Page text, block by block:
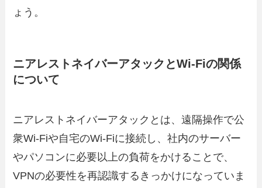
ょう。
ニアレストネイバーアタックとWi-Fiの関係
について
ニアレストネイバーアタックとは、遠隔操作で公
衆Wi-Fiや自宅のWi-Fiに接続し、社内のサーバー
やパソコンに必要以上の負荷をかけることで、
VPNの必要性を再認識するきっかけになっていま